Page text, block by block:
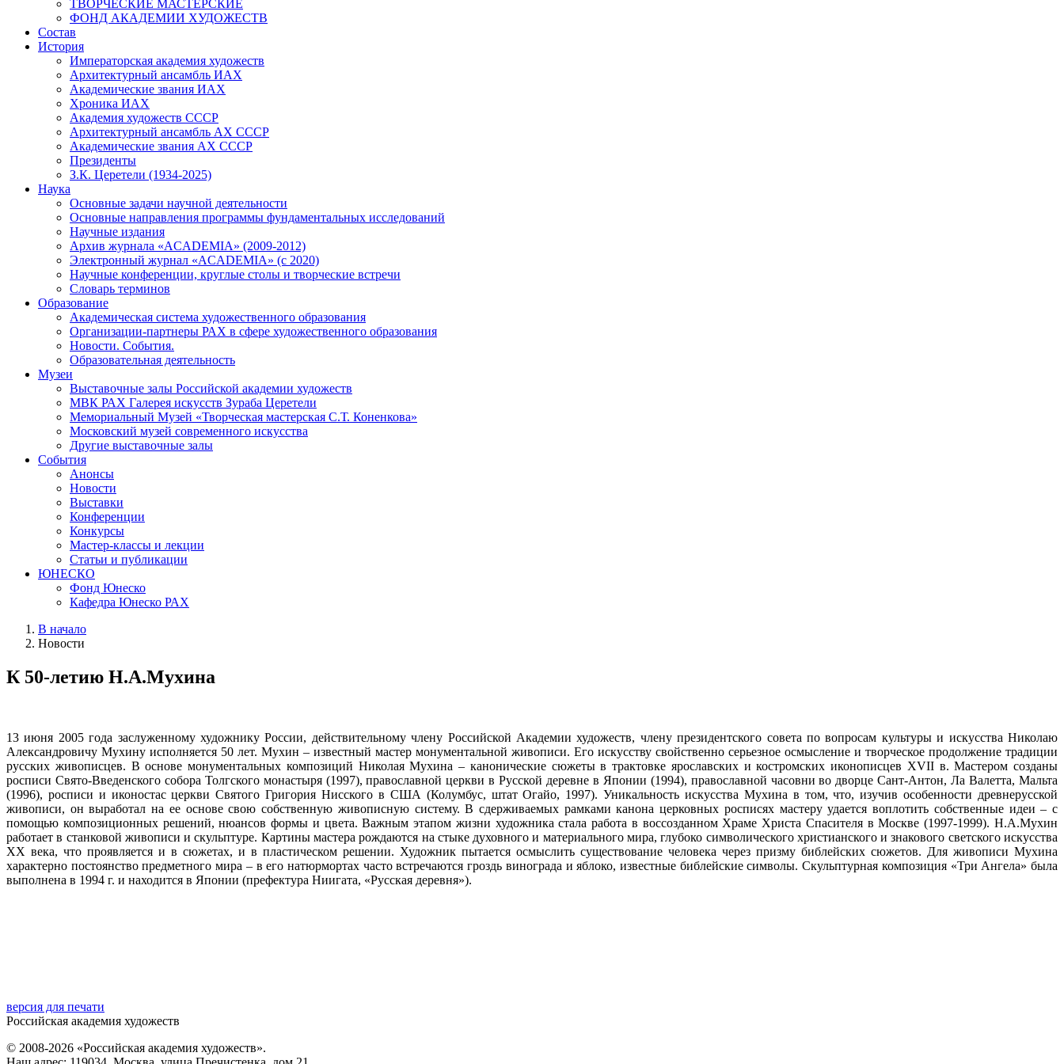
ТВОРЧЕСКИЕ МАСТЕРСКИЕ
ФОНД АКАДЕМИИ ХУДОЖЕСТВ
Состав
История
Императорская академия художеств
Архитектурный ансамбль ИАХ
Академические звания ИАХ
Хроника ИАХ
Академия художеств СССР
Архитектурный ансамбль АХ СССР
Академические звания АХ СССР
Президенты
З.К. Церетели (1934-2025)
Наука
Основные задачи научной деятельности
Основные направления программы фундаментальных исследований
Научные издания
Архив журнала «ACADEMIA» (2009-2012)
Электронный журнал «ACADEMIA» (с 2020)
Научные конференции, круглые столы и творческие встречи
Словарь терминов
Образование
Академическая система художественного образования
Организации-партнеры РАХ в сфере художественного образования
Новости. События.
Образовательная деятельность
Музеи
Выставочные залы Российской академии художеств
МВК РАХ Галерея искусств Зураба Церетели
Мемориальный Музей «Творческая мастерская С.Т. Коненкова»
Московский музей современного искусства
Другие выставочные залы
События
Анонсы
Новости
Выставки
Конференции
Конкурсы
Мастер-классы и лекции
Статьи и публикации
ЮНЕСКО
Фонд Юнеско
Кафедра Юнеско РАХ
В начало
Новости
К 50-летию Н.А.Мухина
13 июня 2005 года заслуженному художнику России, действительному члену Российской Академии художеств, члену президентского совета по вопросам культуры и искусства Николаю
Александровичу Мухину исполняется 50 лет. Мухин – известный мастер монументальной живописи. Его искусству свойственно серьезное осмысление и творческое продолжение традиции
русских живописцев. В основе монументальных композиций Николая Мухина – канонические сюжеты в трактовке ярославских и костромских иконописцев XVII в. Мастером созданы
росписи Свято-Введенского собора Толгского монастыря (1997), православной церкви в Русской деревне в Японии (1994), православной часовни во дворце Сант-Антон, Ла Валетта, Мальта
(1996), росписи и иконостас церкви Святого Григория Нисского в США (Колумбус, штат Огайо, 1997). Уникальность искусства Мухина в том, что, изучив особенности древнерусской
живописи, он выработал на ее основе свою собственную живописную систему. В сдерживаемых рамками канона церковных росписях мастеру удается воплотить собственные идеи – с
помощью композиционных решений, нюансов формы и цвета. Важным этапом жизни художника стала работа в воссозданном Храме Христа Спасителя в Москве (1997-1999). Н.А.Мухин
работает в станковой живописи и скульптуре. Картины мастера рождаются на стыке духовного и материального мира, глубоко символического христианского и знакового светского искусства
ХХ века, что проявляется и в сюжетах, и в пластическом решении. Художник пытается осмыслить существование человека через призму библейских сюжетов. Для живописи Мухина
характерно постоянство предметного мира – в его натюрмортах часто встречаются гроздь винограда и яблоко, известные библейские символы. Скульптурная композиция «Три Ангела» была
выполнена в 1994 г. и находится в Японии (префектура Ниигата, «Русская деревня»).
версия для печати
Российская академия художеств
© 2008-2026 «Российская академия художеств».